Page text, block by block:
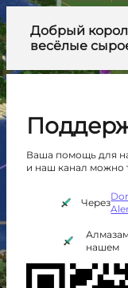
Добрый
весёлые
Ваша помощь для
и наш канал можно
Через
нашем